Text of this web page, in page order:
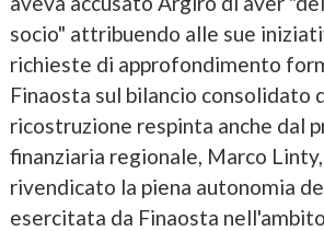
socio" attribuendo alle sue
richieste di approfondimento
Finaosta sul bilancio consolidato
ricostruzione respinta anche dal
finanziaria regionale, Marco
rivendicato la piena autonomia
esercitata da Finaosta